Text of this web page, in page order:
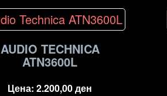
AUDIO TECHNICA
ATN3600L
Цена:2.200,00ден